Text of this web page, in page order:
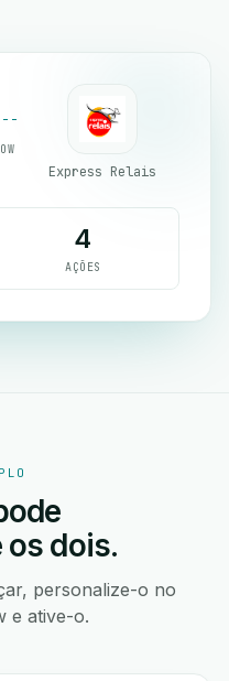
Express Relais
4
AÇÕES
dois.
personalize-o no
e ative-o.